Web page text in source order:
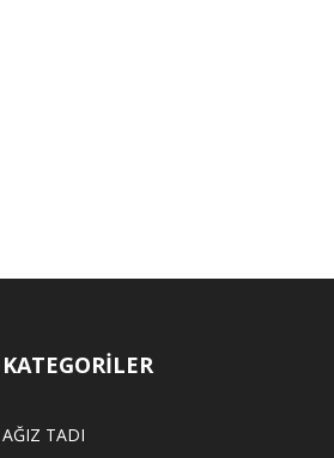
KATEGORİLER
AĞIZ TADI